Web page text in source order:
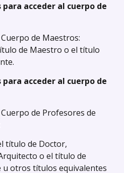
acceder al cuerpo de
de Maestros:
de Maestro o el título
acceder al cuerpo de
de Profesores de
título de Doctor,
o el título de
otros títulos equivalentes